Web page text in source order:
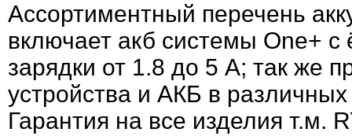
Ассортиментный перечень
включает акб системы One+
зарядки от 1.8 до 5 А; так же
устройства и АКБ в различных
Гарантия на все изделия т.м.